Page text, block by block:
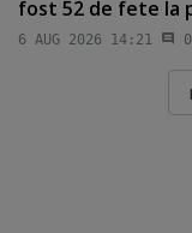
fost 52 de fete la
6 AUG 2026 14:21 0